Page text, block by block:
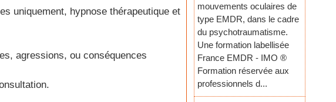
uniquement, hypnose thérapeutique et
agressions, ou conséquences
mouvements oculaires de
type EMDR, dans le cadre
du psychotraumatisme.
Une formation labellisée
France EMDR - IMO ®
Formation réservée aux
professionnels d...